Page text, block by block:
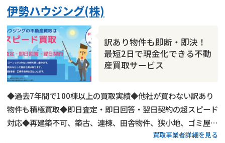
伊勢ハウジング(株)
訳あり物件も即断・即決！
最短2日で現金化できる不動
産買取サービス
◆過去7年間で100棟以上の買取実績◆他社が買わない訳あり
物件も積極買取◆即日査定・即日回答・翌日契約の超スピード
対応◆再建築不可、築古、連棟、田舎物件、狭小地、ゴミ屋
敷、事故物件などあらゆる物件に対応◆自社運用だから高額買
買取事業者詳細を見る